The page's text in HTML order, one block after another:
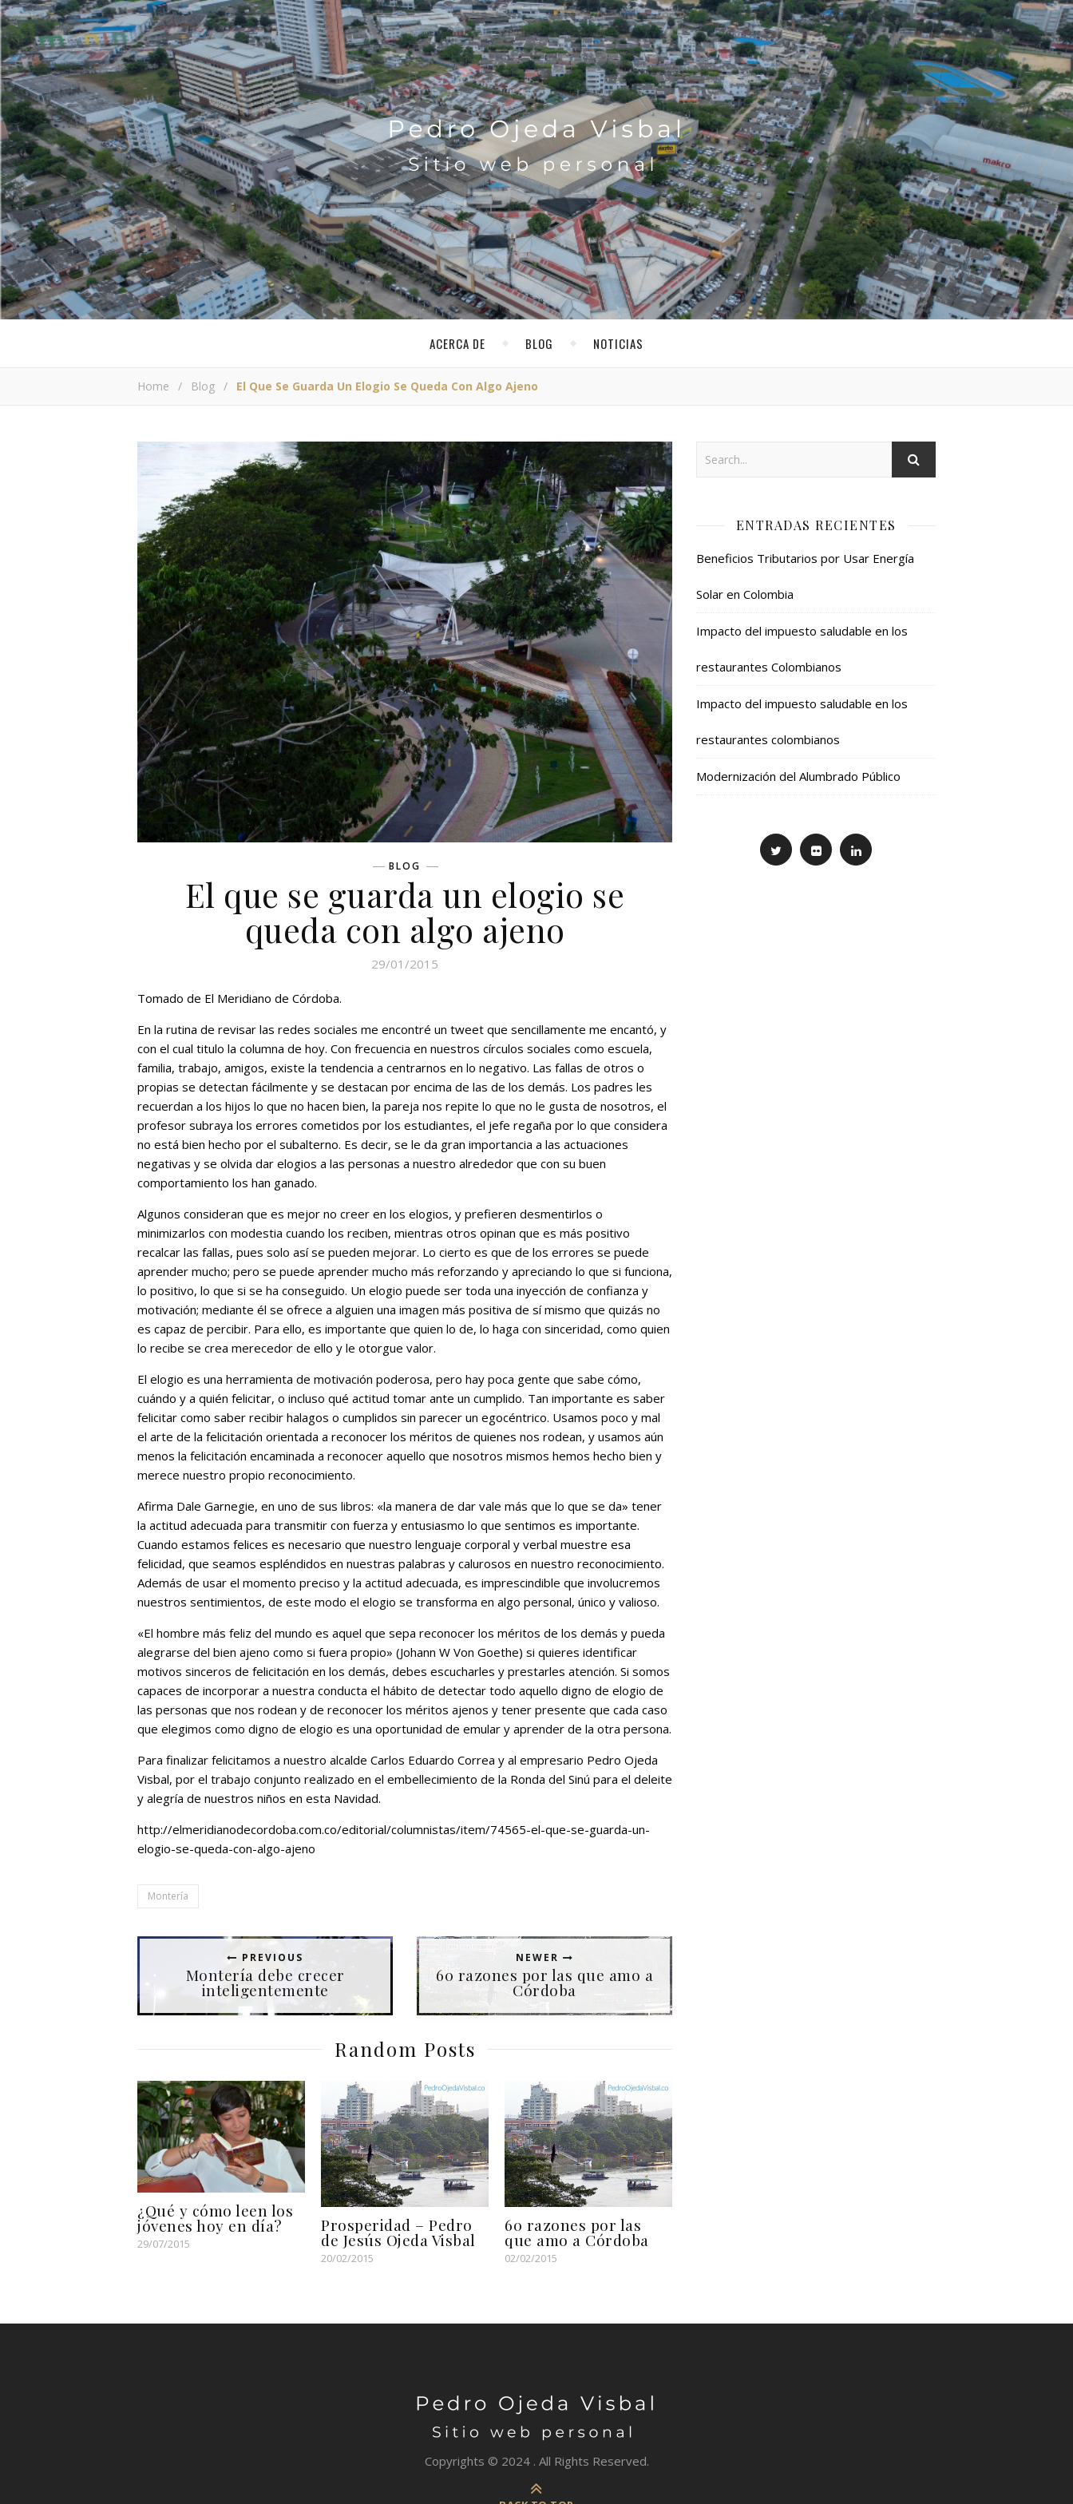
ACERCA DE BLOG NOTICIAS
Home / Blog / El Que Se Guarda Un Elogio Se Queda Con Algo Ajeno
BLOG
El que se guarda un elogio se
queda con algo ajeno
29/01/2015
Tomado de El Meridiano de Córdoba.
En la rutina de revisar las redes sociales me encontré un tweet que sencillamente me encantó, y
con el cual titulo la columna de hoy. Con frecuencia en nuestros círculos sociales como escuela,
familia, trabajo, amigos, existe la tendencia a centrarnos en lo negativo. Las fallas de otros o
propias se detectan fácilmente y se destacan por encima de las de los demás. Los padres les
recuerdan a los hijos lo que no hacen bien, la pareja nos repite lo que no le gusta de nosotros, el
profesor subraya los errores cometidos por los estudiantes, el jefe regaña por lo que considera
no está bien hecho por el subalterno. Es decir, se le da gran importancia a las actuaciones
negativas y se olvida dar elogios a las personas a nuestro alrededor que con su buen
comportamiento los han ganado.
Algunos consideran que es mejor no creer en los elogios, y prefieren desmentirlos o
minimizarlos con modestia cuando los reciben, mientras otros opinan que es más positivo
recalcar las fallas, pues solo así se pueden mejorar. Lo cierto es que de los errores se puede
aprender mucho; pero se puede aprender mucho más reforzando y apreciando lo que si funciona,
lo positivo, lo que si se ha conseguido. Un elogio puede ser toda una inyección de confianza y
motivación; mediante él se ofrece a alguien una imagen más positiva de sí mismo que quizás no
es capaz de percibir. Para ello, es importante que quien lo de, lo haga con sinceridad, como quien
lo recibe se crea merecedor de ello y le otorgue valor.
El elogio es una herramienta de motivación poderosa, pero hay poca gente que sabe cómo,
cuándo y a quién felicitar, o incluso qué actitud tomar ante un cumplido. Tan importante es saber
felicitar como saber recibir halagos o cumplidos sin parecer un egocéntrico. Usamos poco y mal
el arte de la felicitación orientada a reconocer los méritos de quienes nos rodean, y usamos aún
menos la felicitación encaminada a reconocer aquello que nosotros mismos hemos hecho bien y
merece nuestro propio reconocimiento.
Afirma Dale Garnegie, en uno de sus libros: «la manera de dar vale más que lo que se da» tener
la actitud adecuada para transmitir con fuerza y entusiasmo lo que sentimos es importante.
Cuando estamos felices es necesario que nuestro lenguaje corporal y verbal muestre esa
felicidad, que seamos espléndidos en nuestras palabras y calurosos en nuestro reconocimiento.
Además de usar el momento preciso y la actitud adecuada, es imprescindible que involucremos
nuestros sentimientos, de este modo el elogio se transforma en algo personal, único y valioso.
«El hombre más feliz del mundo es aquel que sepa reconocer los méritos de los demás y pueda
alegrarse del bien ajeno como si fuera propio» (Johann W Von Goethe) si quieres identificar
motivos sinceros de felicitación en los demás, debes escucharles y prestarles atención. Si somos
capaces de incorporar a nuestra conducta el hábito de detectar todo aquello digno de elogio de
las personas que nos rodean y de reconocer los méritos ajenos y tener presente que cada caso
que elegimos como digno de elogio es una oportunidad de emular y aprender de la otra persona.
Para finalizar felicitamos a nuestro alcalde Carlos Eduardo Correa y al empresario Pedro Ojeda
Visbal, por el trabajo conjunto realizado en el embellecimiento de la Ronda del Sinú para el deleite
y alegría de nuestros niños en esta Navidad.
http://elmeridianodecordoba.com.co/editorial/columnistas/item/74565-el-que-se-guarda-un-
elogio-se-queda-con-algo-ajeno
Montería
PREVIOUS
Montería debe crecer
inteligentemente
NEWER
60 razones por las que amo a
Córdoba
Random Posts
¿Qué y cómo leen los
jóvenes hoy en día?
29/07/2015
Prosperidad – Pedro
de Jesús Ojeda Visbal
20/02/2015
60 razones por las
que amo a Córdoba
02/02/2015
ENTRADAS RECIENTES
Beneficios Tributarios por Usar Energía
Solar en Colombia
Impacto del impuesto saludable en los
restaurantes Colombianos
Impacto del impuesto saludable en los
restaurantes colombianos
Modernización del Alumbrado Público
Copyrights © 2024 . All Rights Reserved.